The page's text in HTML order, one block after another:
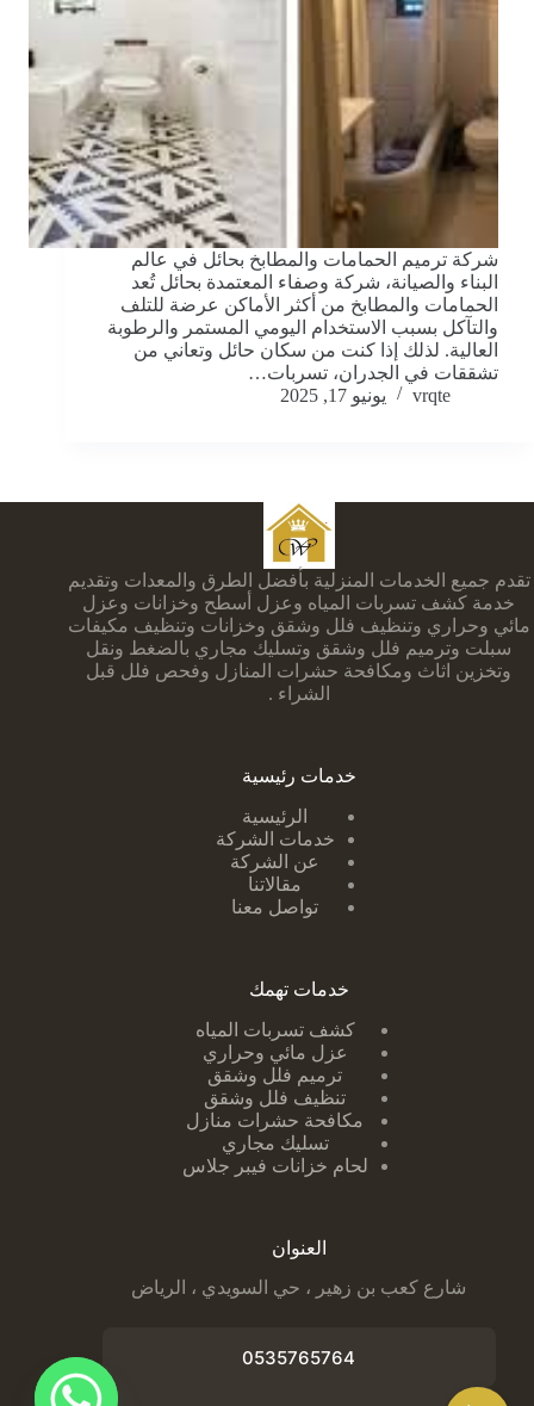
شركة ترميم الحمامات والمطابخ بحائل في عالم
البناء والصيانة، شركة وصفاء المعتمدة بحائل تُعد
الحمامات والمطابخ من أكثر الأماكن عرضة للتلف
والتآكل بسبب الاستخدام اليومي المستمر والرطوبة
العالية. لذلك إذا كنت من سكان حائل وتعاني من
تشققات في الجدران، تسربات…
vrqte
يونيو 17, 2025
تقدم جميع الخدمات المنزلية بأفضل الطرق والمعدات وتقديم
خدمة كشف تسربات المياه وعزل أسطح وخزانات وعزل
مائي وحراري وتنظيف فلل وشقق وخزانات وتنظيف مكيفات
سبلت وترميم فلل وشقق وتسليك مجاري بالضغط ونقل
وتخزين اثاث ومكافحة حشرات المنازل وفحص فلل قبل
الشراء .
خدمات رئيسية
الرئيسية
خدمات الشركة
عن الشركة
مقالاتنا
تواصل معنا
خدمات تهمك
كشف تسربات ا لمياه
عزل مائي وحراري
ترميم فلل وشقق
تنظيف فلل وشقق
مكافحة حشرات منازل
تسليك مجاري
لحام خزانات فيبر جلاس
العنوان
شارع كعب بن زهير ، حي السويدي ، الرياض
0535765764